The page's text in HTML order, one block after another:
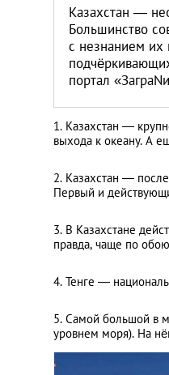
Казахстан —
Большинство
с незнанием их
портал
1. Казахстан —
выхода к океану. А
2. Казахстан —
Первый и
3. В Казахстане
правда, чаще по
4. Тенге —
5. Самой большой в
уровнем моря). На